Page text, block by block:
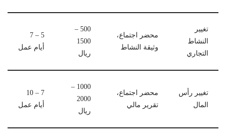
تغيير
النشاط
التجاري
محضر اجتماع،
وثيقة النشاط
500 –
1500
ريال
5 – 7
أيام عمل
تغيير رأس
المال
محضر اجتماع،
تقرير مالي
1000 –
2000
ريال
7 – 10
أيام عمل